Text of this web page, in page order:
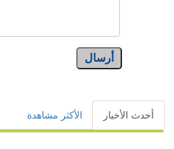
أرسال
أحدث الأخبار الأكثر مشاهدة